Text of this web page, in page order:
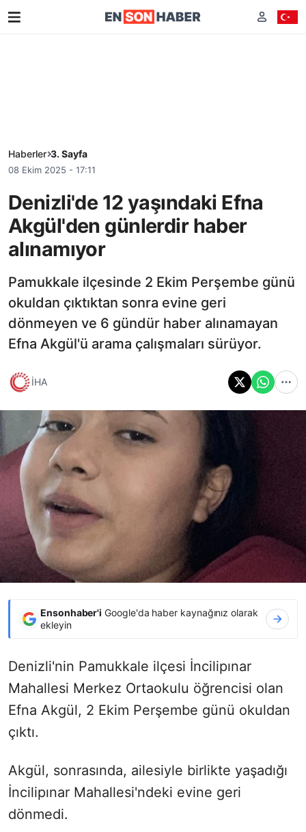
Haberler 3. Sayfa
08 Ekim 2025 - 17:11
Denizli'de 12 yaşındaki Efna
Akgül'den günlerdir haber
alınamıyor
Pamukkale ilçesinde 2 Ekim Perşembe günü
okuldan çıktıktan sonra evine geri
dönmeyen ve 6 gündür haber alınamayan
Efna Akgül'ü arama çalışmaları sürüyor.
İHA
Ensonhaber'i Google'da haber kaynağınız olarak
ekleyin
Denizli'nin Pamukkale ilçesi İncilipınar
Mahallesi Merkez Ortaokulu öğrencisi olan
Efna Akgül, 2 Ekim Perşembe günü okuldan
çıktı.
Akgül, sonrasında, ailesiyle birlikte yaşadığı
İncilipınar Mahallesi'ndeki evine geri
dönmedi.